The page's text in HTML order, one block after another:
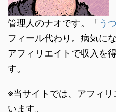
管理人のナオです。「 う
フィール代わり。病気に
アフィリエイトで収入を
す。
※当サイトでは、アフィ
います。